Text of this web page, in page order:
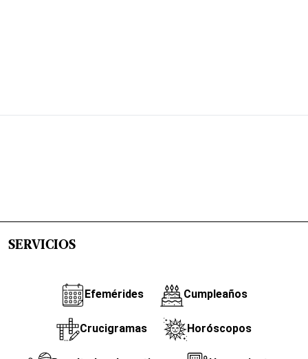
SERVICIOS
Efemérides Cumpleaños
Crucigramas Horóscopos